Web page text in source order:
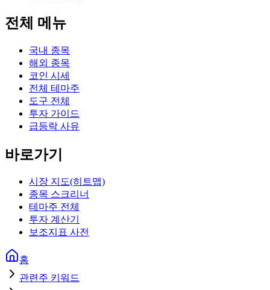
전체 메뉴
국내 종목
해외 종목
코인 시세
전체 테마주
도구 전체
투자 가이드
급등락 사유
바로가기
시장 지도(히트맵)
종목 스크리너
테마주 전체
투자 계산기
보조지표 사전
홈
관련주 키워드